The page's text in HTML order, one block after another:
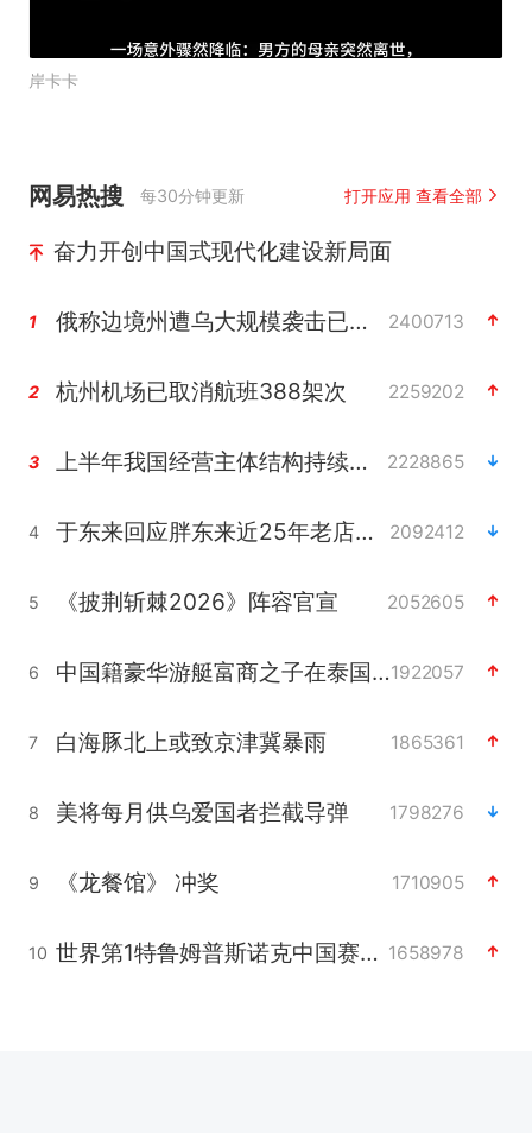
岸卡卡
网易热搜 每30分钟更新 打开应用 查看全部
奋力开创中国式现代化建设新局面
1 俄称边境州遭乌大规模袭击已致13伤 2400713
2 杭州机场已取消航班388架次 2259202
3 上半年我国经营主体结构持续优化 2228865
4 于东来回应胖东来近25年老店年底关闭 2092412
5 《披荆斩棘2026》阵容官宣 2052605
6 中国籍豪华游艇富商之子在泰国被杀1922057
7 白海豚北上或致京津冀暴雨 1865361
8 美将每月供乌爱国者拦截导弹 1798276
9 《龙餐馆》 冲奖 1710905
10 世界第1特鲁姆普斯诺克中国赛一轮游 1658978